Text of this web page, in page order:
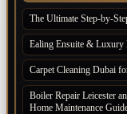
The Ultimate Step-by-
Ealing Ensuite & Luxury
Carpet Cleaning Dubai
Boiler Repair Leicester
Home Maintenance